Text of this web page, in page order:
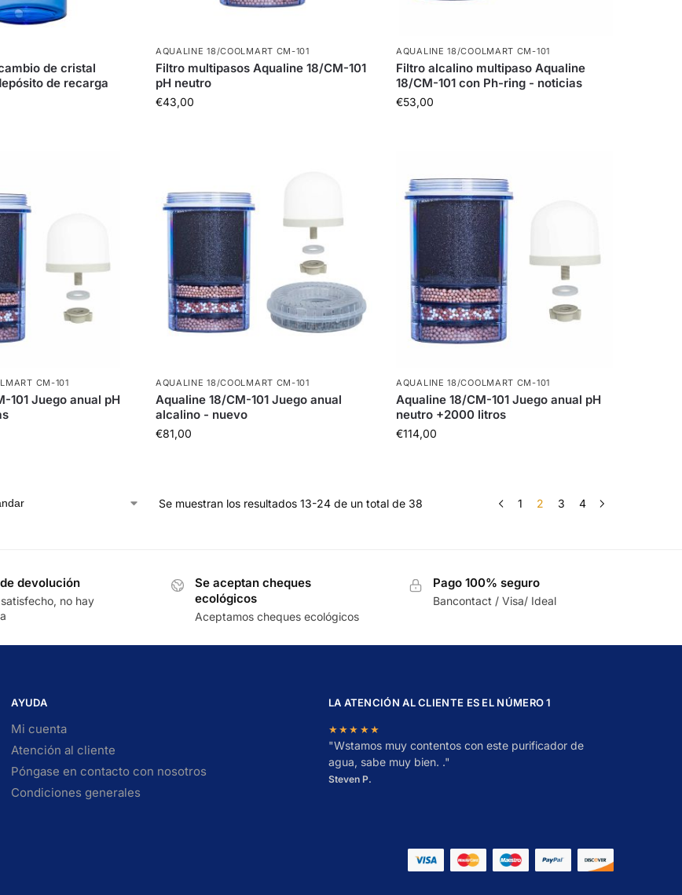
de cristal
de recarga
AQUALINE 18/COOLMART CM-101
Filtro multipasos Aqualine 18/CM-101
pH neutro
€43,00
AQUALINE 18/COOLMART CM-101
Filtro alcalino multipaso Aqualine
18/CM-101 con Ph-ring - noticias
€53,00
CM-101
101 Juego anual pH
AQUALINE 18/COOLMART CM-101
Aqualine 18/CM-101 Juego anual
alcalino - nuevo
€81,00
AQUALINE 18/COOLMART CM-101
Aqualine 18/CM-101 Juego anual pH
neutro +2000 litros
€114,00
Se muestran los resultados 13-24 de un total de 38 1 2 3 4
devolución
no hay
Se aceptan cheques
ecológicos
Aceptamos cheques ecológicos
Pago 100% seguro
Bancontact / Visa/ Ideal
AYUDA
Mi cuenta
Atención al cliente
Póngase en contacto con nosotros
Condiciones generales
LA ATENCIÓN AL CLIENTE ES EL NÚMERO 1
★★★★★
"Wstamos muy contentos con este purificador de
agua, sabe muy bien. ."
Steven P.